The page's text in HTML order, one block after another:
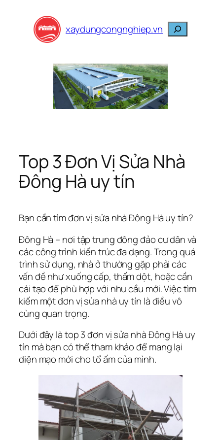
content
xaydungcongnghiep.vn Search
Top 3 Đơn Vị Sửa Nhà
Đông Hà uy tín
Bạn cần tìm đơn vị sửa nhà Đông Hà uy tín?
Đông Hà – nơi tập trung đông đảo cư dân và
các công trình kiến trúc đa dạng. Trong quá
trình sử dụng, nhà ở thường gặp phải các
vấn đề như xuống cấp, thấm dột, hoặc cần
cải tạo để phù hợp với nhu cầu mới. Việc tìm
kiếm một đơn vị sửa nhà uy tín là điều vô
cùng quan trọng.
Dưới đây là top 3 đơn vị sửa nhà Đông Hà uy
tín mà bạn có thể tham khảo để mang lại
diện mạo mới cho tổ ấm của mình.